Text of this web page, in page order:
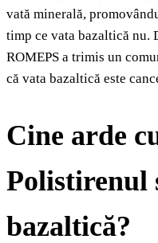
vată minerală,
timp ce vata bazaltică nu.
ROMEPS a trimis un
că vata bazaltică este
Cine arde
Polistirenul
bazaltică?